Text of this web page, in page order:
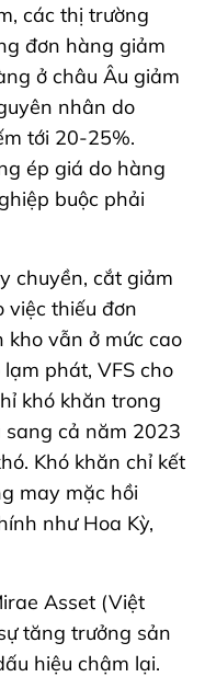
các thị trường
đơn hàng giảm
ở châu Âu giảm
nhân do
tới 20-25%.
ép giá do hàng
buộc phải
chuyền, cắt giảm
việc thiếu đơn
kho vẫn ở mức cao
phát, VFS cho
khó khăn trong
cả năm 2023
Khó khăn chỉ kết
may mặc hồi
như Hoa Kỳ,
Asset (Việt
tăng trưởng sản
hiệu chậm lại.